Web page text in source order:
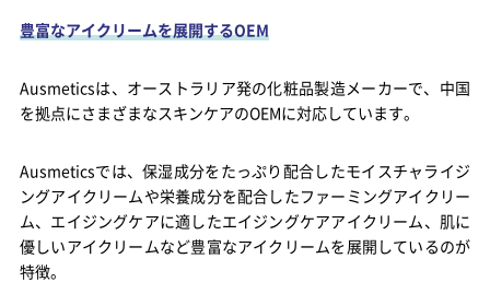
豊富なアイクリームを展開するOEM
Ausmeticsは、オーストラリア発の化粧品製造メーカーで、中国
を拠点にさまざまなスキンケアのOEMに対応しています。
Ausmeticsでは、保湿成分をたっぷり配合したモイスチャライジ
ングアイクリームや栄養成分を配合したファーミングアイクリー
ム、エイジングケアに適したエイジングケアアイクリーム、肌に
優しいアイクリームなど豊富なアイクリームを展開しているのが
特徴。